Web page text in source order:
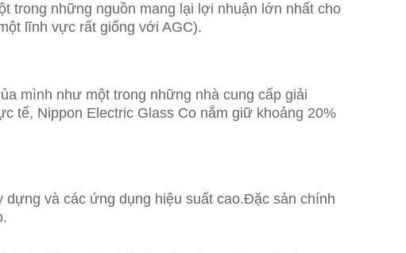
trong những nguồn mang lại lợi nhuận lớn nhất cho
lĩnh vực rất giống với AGC).
mình như một trong những nhà cung cấp giải
tế, Nippon Electric Glass Co nắm giữ khoảng 20%
dựng và các ứng dụng hiệu suất cao.Đặc sản chính